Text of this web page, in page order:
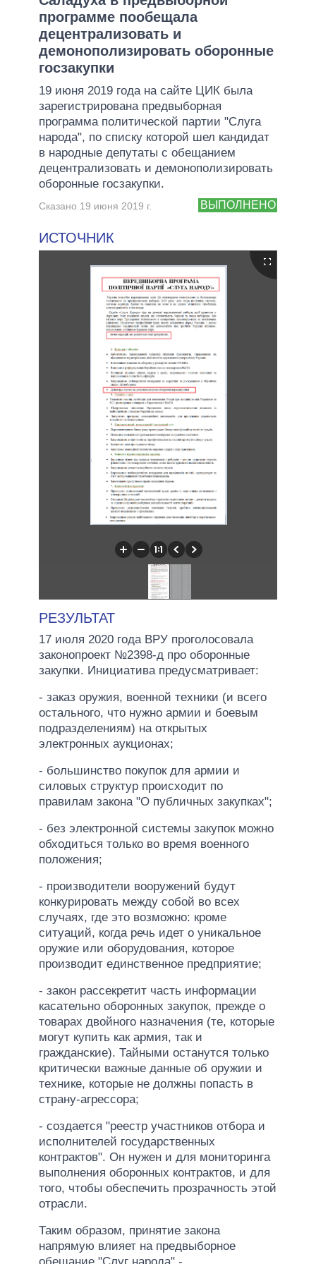
программе пообещала
децентрализовать и
демонополизировать оборонные
госзакупки
19 июня 2019 года на сайте ЦИК была
зарегистрирована предвыборная
программа политической партии "Слуга
народа", по списку которой шел кандидат
в народные депутаты с обещанием
децентрализовать и демонополизировать
оборонные госзакупки.
ВЫПОЛНЕНО
Сказано 19 июня 2019 г.
ИСТОЧНИК
РЕЗУЛЬТАТ
17 июля 2020 года ВРУ проголосовала
законопроект №2398-д про оборонные
закупки. Инициатива предусматривает:
- заказ оружия, военной техники (и всего
остального, что нужно армии и боевым
подразделениям) на открытых
электронных аукционах;
- большинство покупок для армии и
силовых структур происходит по
правилам закона "О публичных закупках";
- без электронной системы закупок можно
обходиться только во время военного
положения;
- производители вооружений будут
конкурировать между собой во всех
случаях, где это возможно: кроме
ситуаций, когда речь идет о уникальное
оружие или оборудования, которое
производит единственное предприятие;
- закон рассекретит часть информации
касательно оборонных закупок, прежде о
товарах двойного назначения (те, которые
могут купить как армия, так и
гражданские). Тайными останутся только
критически важные данные об оружии и
технике, которые не должны попасть в
страну-агрессора;
- создается "реестр участников отбора и
исполнителей государственных
контрактов". Он нужен и для мониторинга
выполнения оборонных контрактов, и для
того, чтобы обеспечить прозрачность этой
отрасли.
Таким образом, принятие закона
напрямую влияет на предвыборное